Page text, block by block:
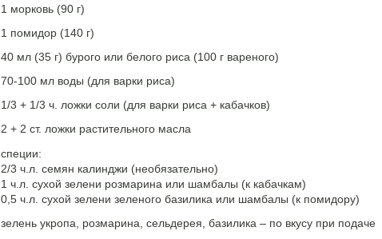
1 морковь (90 г)
1 помидор (140 г)
40 мл (35 г) бурого или белого риса (100 г вареного)
70-100 мл воды (для варки риса)
1/3 + 1/3 ч. ложки соли (для варки риса + кабачков)
2 + 2 ст. ложки растительного масла
специи:
2/3 ч.л. семян калинджи (необязательно)
1 ч.л. сухой зелени розмарина или шамбалы (к кабачкам)
0,5 ч.л. сухой зелени зеленого базилика или шамбалы (к помидору)
зелень укропа, розмарина, сельдерея, базилика – по вкусу при подаче